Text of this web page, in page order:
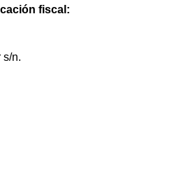
fiscal:
s/n.